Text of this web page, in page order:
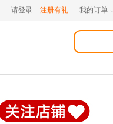
请登录 注册有礼 我的订单